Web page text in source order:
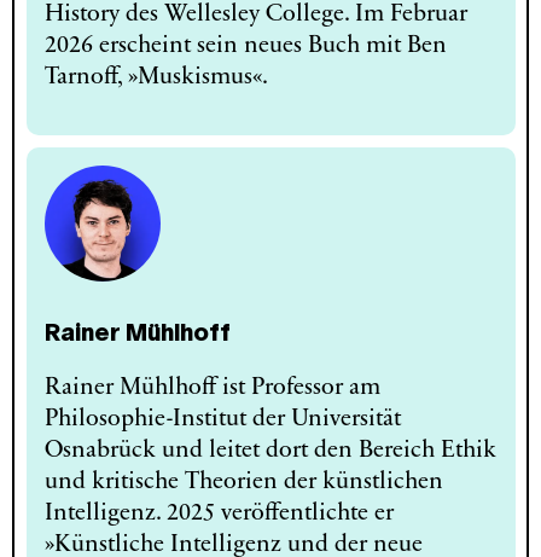
History des Wellesley College. Im Februar
2026 erscheint sein neues Buch mit Ben
Tarnoff, »Muskismus«.
Rainer Mühlhoff
Rainer Mühlhoff ist Professor am
Philosophie-Institut der Universität
Osnabrück und leitet dort den Bereich Ethik
und kritische Theorien der künstlichen
Intelligenz. 2025 veröffentlichte er
»Künstliche Intelligenz und der neue